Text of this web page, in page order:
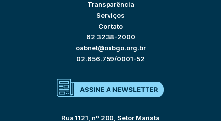
Transparência
Serviços
Contato
62 3238-2000
oabnet@oabgo.org.br
02.656.759/0001-52
Rua 1121, nº 200, Setor Marista